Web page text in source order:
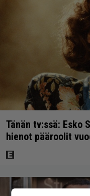
Tänän tv:ssä: Esko
hienot pääroolit